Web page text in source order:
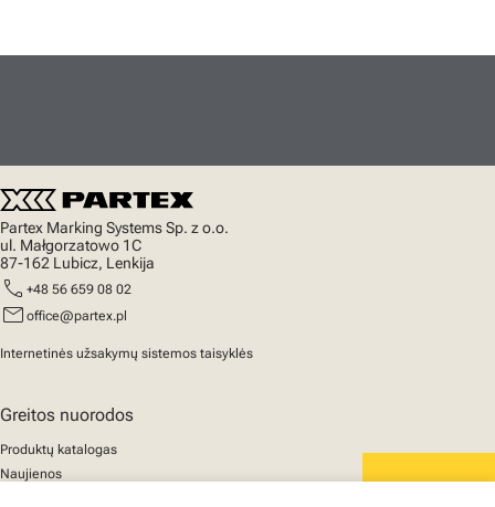
Partex Marking Systems Sp. z o.o.
ul. Małgorzatowo 1C
87-162 Lubicz, Lenkija
call +48 56 659 08 02
mail office@partex.pl
Internetinės užsakymų sistemos taisyklės
Greitos nuorodos
Produktų katalogas
Naujienos